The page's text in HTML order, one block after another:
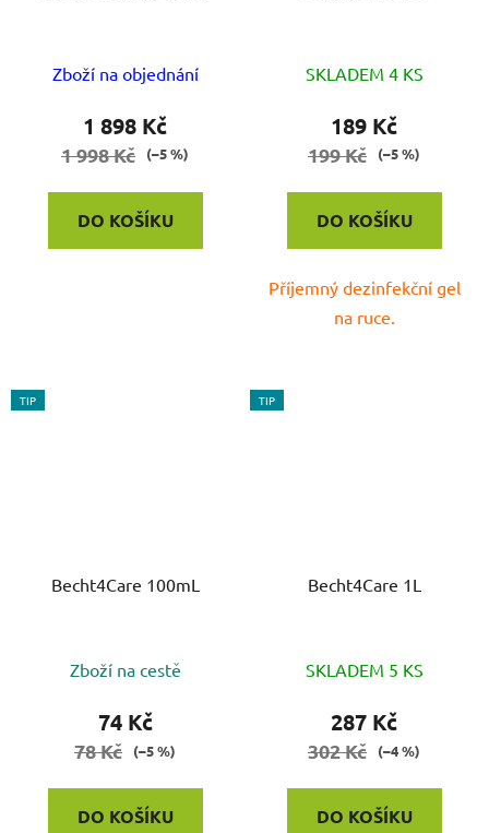
Zboží na objednání
1 898 Kč
1 998 Kč (–5 %)
DO KOŠÍKU
hodnocení
produktu
je
5
SKLADEM 4 KS
189 Kč
199 Kč (–5 %)
DO KOŠÍKU
Příjemný dezinfekční gel
na ruce.
TIP
Becht4Care 100mL
Zboží na cestě
74 Kč
78 Kč (–5 %)
DO KOŠÍKU
TIP
Becht4Care 1L
SKLADEM 5 KS
287 Kč
302 Kč (–4 %)
DO KOŠÍKU